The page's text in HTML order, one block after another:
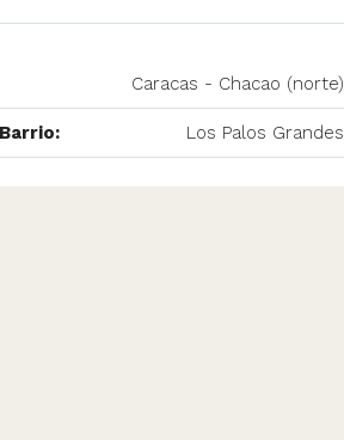
Caracas - Chacao (norte)
Los Palos Grandes
Caracas | Con Planta y tanque